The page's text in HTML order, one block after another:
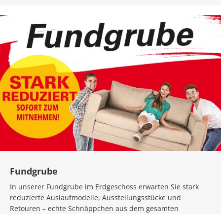
Fundgrube
In unserer Fundgrube im Erdgeschoss erwarten Sie stark
reduzierte Auslaufmodelle, Ausstellungsstücke und
Retouren – echte Schnäppchen aus dem gesamten